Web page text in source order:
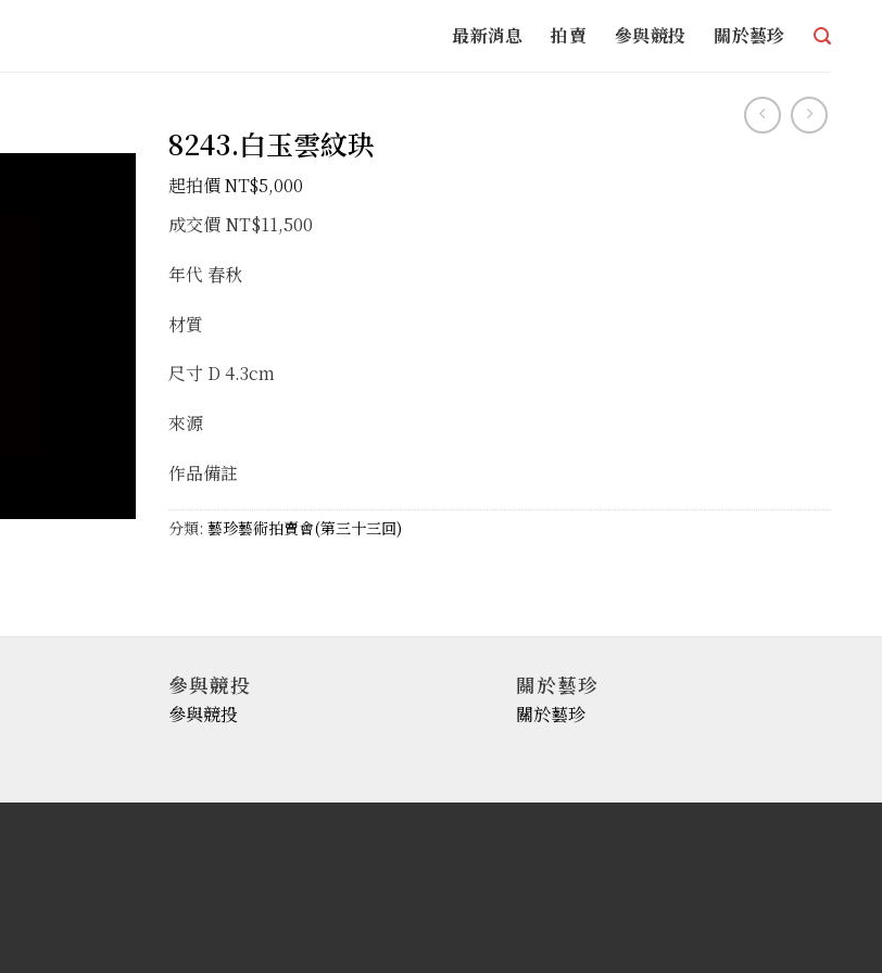
最新消息 拍賣 參與競投 關於藝珍
8243.白玉雲紋玦
NT$5,000
成交價 NT$11,500
年代 春秋
材質
尺寸 D 4.3cm
來源
作品備註
分類: 藝珍藝術拍賣會(第三十三回)
參與競投
參與競投
關於藝珍
關於藝珍